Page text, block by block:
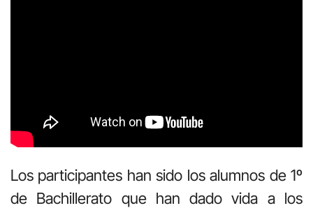
Los participantes han sido los alumnos de 1º
de Bachillerato que han dado vida a los